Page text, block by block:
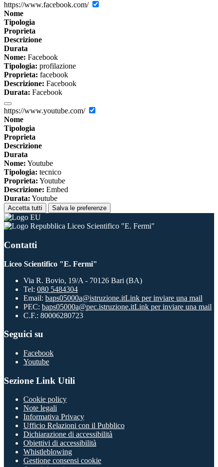
https://www.facebook.com/
Nome
Tipologia
Proprieta
Descrizione
Durata
Nome: Facebook
Tipologia: profilazione
Proprieta: facebook
Descrizione: Facebook
Durata: Facebook
https://www.youtube.com/
Nome
Tipologia
Proprieta
Descrizione
Durata
Nome: Youtube
Tipologia: tecnico
Proprieta: Youtube
Descrizione: Embed
Durata: Youtube
Accetta tutti Salva le preferenze
Liceo Scientifico "E. Fermi"
Contatti
Liceo Scientifico "E. Fermi"
Via R. Bovio, 19/A - 70126 Bari (BA)
Tel: 080 5484304
Email: baps05000a@istruzione.itLink per inviare una mail
PEC: baps05000a@pec.istruzione.itLink per inviare una mail
C.F.: 80006280723
Seguici su
Facebook
Youtube
Sezione Link Utili
Cookie policy
Note legali
Informativa Privacy
Ufficio Relazioni con il Pubblico
Dichiarazione di accessibilità
Obiettivi di accessibilità
Whistleblowing
Gestione consensi cookie